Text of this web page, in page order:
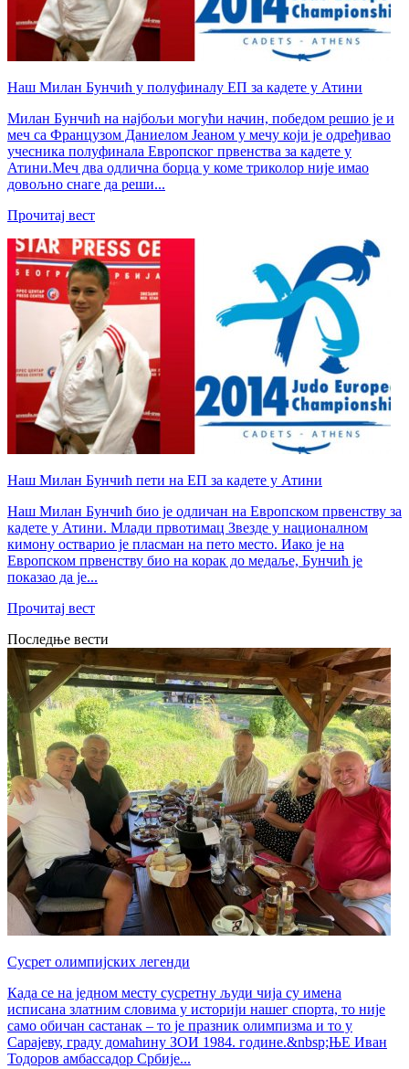
Наш Милан Бунчић у полуфиналу ЕП за кадете у Атини
Милан Бунчић на најбољи могући начин, победом решио је и
меч са Французом Даниелом Јеаном у мечу који је одређивао
учесника полуфинала Европског првенства за кадете у
Атини.Меч два одлична борца у коме триколор није имао
довољно снаге да реши...
Прочитај вест
Наш Милан Бунчић пети на ЕП за кадете у Атини
Наш Милан Бунчић био је одличан на Европском првенству за
кадете у Атини. Млади првотимац Звезде у националном
кимону остварио је пласман на пето место. Иако је на
Европском првенству био на корак до медаље, Бунчић је
показао да је...
Прочитај вест
Последње вести
Сусрет олимпијских легенди
Када се на једном месту сусретну људи чија су имена
исписана златним словима у историји нашег спорта, то није
само обичан састанак – то је празник олимпизма и то у
Сарајеву, граду домаћину ЗОИ 1984. године.&nbsp;ЊЕ Иван
Тодоров амбассадор Србије...